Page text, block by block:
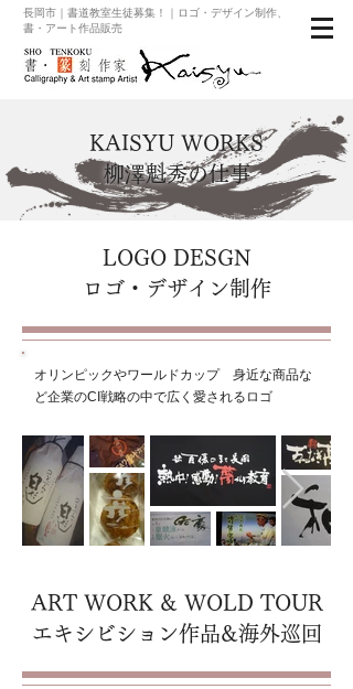
長岡市｜書道教室生徒募集！｜ロゴ・デザイン制作、
書・アート作品販売
KAISYU WORKS
柳澤魁秀の仕事
LOGO DESGN
ロゴ・デザイン制作
オリンピックやワールドカップ 身近な商品な
ど企業のCI戦略の中で広く愛されるロゴ
ART WORK & WOLD TOUR
​エキシビション作品&海外巡回